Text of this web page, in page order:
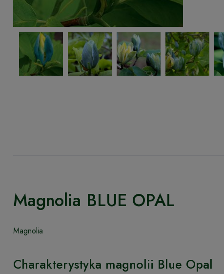
Magnolia BLUE OPAL
Magnolia
Charakterystyka magnolii Blue Opal